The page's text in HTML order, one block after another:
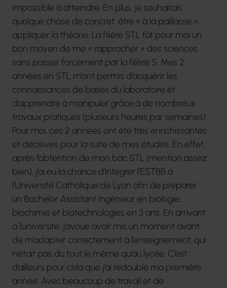
impossible à atteindre. En plus, je souhaitais
quelque chose de concret, être « à la paillasse »,
appliquer la théorie. La filière STL fût pour moi un
bon moyen de me « rapprocher » des sciences
sans passer forcément par la filière S. Mes 2
années en STL m’ont permis d’acquérir les
connaissances de bases du laboratoire et
d’apprendre à manipuler grâce à de nombreux
travaux pratiques (plusieurs heures par semaines).
Pour moi, ces 2 années ont été très enrichissantes
et décisives pour la suite de mes études. En effet,
après l’obtention de mon bac STL (mention assez
bien), j’ai eu la chance d’intégrer l’ESTBB à
l’Université Catholique de Lyon afin de préparer
un Bachelor Assistant Ingénieur en biologie,
biochimie et biotechnologies en 3 ans. En arrivant
à l’université, j’avoue avoir mis un moment avant
de m’adapter correctement à l’enseignement, qui
n’était pas du tout le même qu’au lycée. C’est
d’ailleurs pour cela que j’ai redoublé ma première
année. Avec beaucoup de travail et de